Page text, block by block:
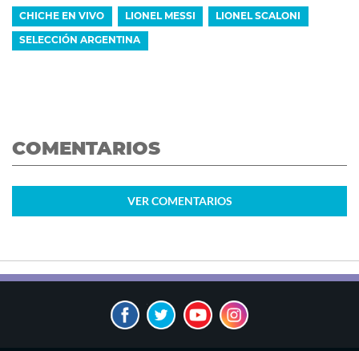
CHICHE EN VIVO LIONEL MESSI LIONEL SCALONI
SELECCIÓN ARGENTINA
COMENTARIOS
VER COMENTARIOS